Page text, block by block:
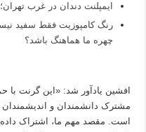
ایمپلنت دندان در غرب
رنگ کامپوزیت فقط سفید
چهره ما هماهنگ باشد؟
افشین یادآور شد: «این گرنت با
مشترک دانشمندان و
است. مقصد مهم ما، اشتراک